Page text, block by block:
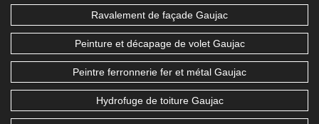
Ravalement de façade Gaujac
Peinture et décapage de volet Gaujac
Peintre ferronnerie fer et métal Gaujac
Hydrofuge de toiture Gaujac